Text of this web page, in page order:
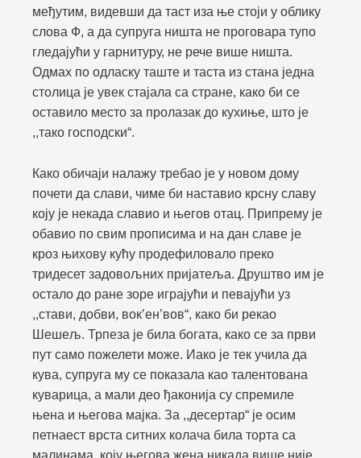
међутим, видевши да таст иза ње стоји у облику
слова Ф, а да супруга ништа не проговара тупо
гледајући у гарнитуру, не рече више ништа.
Одмах по одласку таште и таста из стана једна
столица је увек стајала са стране, како би се
оставило место за пролазак до кухиње, што је
,,тако господски“.
Како обичаји налажу требао је у новом дому
почети да слави, чиме би наставио крсну славу
коју је некада славио и његов отац. Припрему је
обавио по свим прописима и на дан славе је
кроз њихову кућу продефиловало преко
тридесет задовољних пријатеља. Друштво им је
остало до ране зоре играјући и певајући уз
,,стави, добви, вок’ен’вов“, како би рекао
Шешељ. Трпеза је била богата, како се за први
пут само пожелети може. Иако је тек учила да
кува, супруга му се показала као талентована
куварица, а мали део ђаконија су спремиле
њена и његова мајка. За ,,десертар“ је осим
петнаест врста ситних колача била торта са
малинама, коју његова жена никада више није